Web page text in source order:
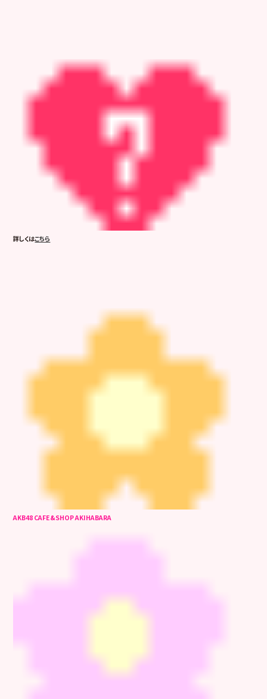
詳しくはこちら
AKB48 CAFE&SHOP AKIHABARA